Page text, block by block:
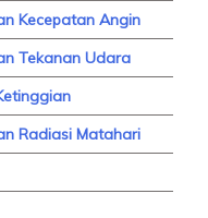
Kecepatan Angin
Tekanan Udara
Radiasi Matahari